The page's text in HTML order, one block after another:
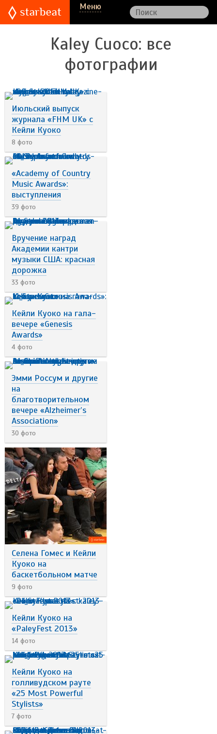
Меню
Kaley Cuoco: все
фотографии
Июльский выпуск
журнала «FHM UK» с
Кейли Куоко
8 фото
«Academy of Country
Music Awards»:
выступления
39 фото
Вручение наград
Академии кантри
музыки США: красная
дорожка
33 фото
Кейли Куоко на гала-
вечере «Genesis
Awards»
4 фото
Эмми Россум и другие
на
благотворительном
вечере «Alzheimer’s
Association»
30 фото
Селена Гомес и Кейли
Куоко на
баскетбольном матче
9 фото
Кейли Куоко на
«PaleyFest 2013»
14 фото
Кейли Куоко на
голливудском рауте
«25 Most Powerful
Stylists»
7 фото